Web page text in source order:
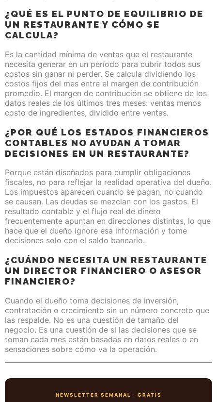
¿QUÉ ES EL PUNTO DE EQUILIBRIO DE
UN RESTAURANTE Y CÓMO SE
CALCULA?
Es la cantidad mínima de ventas que el restaurante
necesita generar en un período para cubrir todos sus
costos sin ganar ni perder. Se calcula dividiendo los
costos fijos del mes entre el margen de contribución
promedio. El margen de contribución se obtiene de los
datos reales de los últimos tres meses: ventas menos
costo de ingredientes, dividido entre ventas.
¿POR QUÉ LOS ESTADOS FINANCIEROS
CONTABLES NO AYUDAN A TOMAR
DECISIONES EN UN RESTAURANTE?
Porque están diseñados para cumplir obligaciones
fiscales, no para reflejar la realidad operativa del dueño.
Los impuestos aparecen cuando se pagan, no cuando
se causan. Las deudas se mezclan con los gastos. El
resultado contable y el flujo real de dinero
frecuentemente apuntan en direcciones distintas, lo que
hace que el dueño ignore esa información y tome
decisiones solo con el saldo bancario.
¿CUÁNDO NECESITA UN RESTAURANTE
UN DIRECTOR FINANCIERO O ASESOR
FINANCIERO?
Cuando el dueño toma decisiones de inversión,
contratación o crecimiento sin un número concreto que
las respalde. No es una cuestión de tamaño del
negocio. Es una cuestión de si las decisiones que se
toman cada mes están basadas en datos reales o en
sensaciones sobre cómo va la operación.
NEWSLETTER SEMANAL · GRATIS